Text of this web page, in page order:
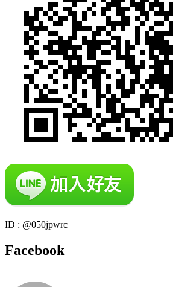
ID : @050jpwrc
Facebook